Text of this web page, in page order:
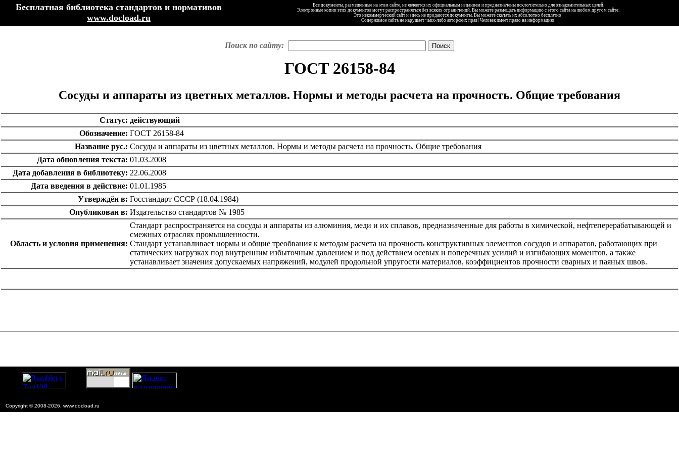
Бесплатная библиотека стандартов и нормативов
www.docload.ru
Все документы, размещенные на этом сайте, не являются их официальным изданием и предназначены исключительно для ознакомительных целей.
Электронные копии этих документов могут распространяться без всяких ограничений. Вы можете размещать информацию с этого сайта на любом другом сайте.
Это некоммерческий сайт и здесь не продаются документы. Вы можете скачать их абсолютно бесплатно!
Содержимое сайта не нарушает чьих-либо авторских прав! Человек имеет право на информацию!
Поиск по сайту:
ГОСТ 26158-84
Сосуды и аппараты из цветных металлов. Нормы и методы расчета на прочность. Общие требования
Статус: действующий
Обозначение: ГОСТ 26158-84
Название рус.: Сосуды и аппараты из цветных металлов. Нормы и методы расчета на прочность. Общие требования
Дата обновления текста: 01.03.2008
Дата добавления в библиотеку: 22.06.2008
Дата введения в действие: 01.01.1985
Утверждён в: Госстандарт СССР (18.04.1984)
Опубликован в: Издательство стандартов № 1985
Область и условия применения:
Стандарт распространяется на сосуды и аппараты из алюминия, меди и их сплавов, предназначенные для работы в химической, нефтеперерабатывающей и
смежных отраслях промышленности.
Стандарт устанавливает нормы и общие треобвания к методам расчета на прочность конструктивных элементов сосудов и аппаратов, работающих при
статических нагрузках под внутренним избыточным давлением и под действием осевых и поперечных усилий и изгибающих моментов, а также
устанавливает значения допускаемых напряжений, модулей продольной упругости материалов, коэффициентов прочности сварных и паяных швов.
Copyright © 2008-2026, www.docload.ru